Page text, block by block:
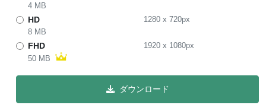
4 MB
HD 1280x 720px
8 MB
FHD 1920x 1080px
50 MB
ダウンロード